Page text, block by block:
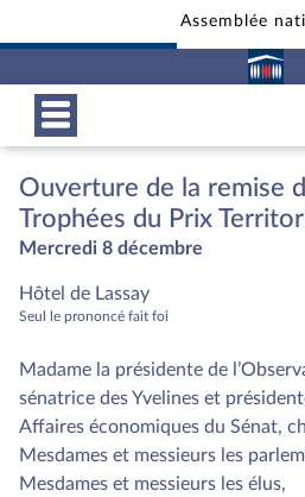
Aller en bas de la pageAssemblée
Ouverture de la remise
Trophées du Prix
Mercredi 8 décembre
Hôtel de Lassay
Seul le prononcé fait foi
Madame la présidente de
sénatrice des Yvelines et
Affaires économiques du Sénat,
Mesdames et messieurs les
Mesdames et messieurs les élus,